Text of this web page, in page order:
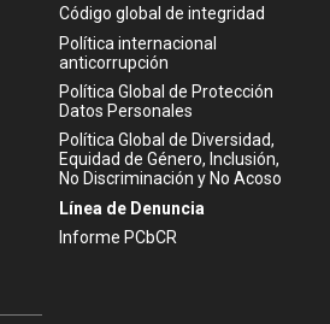
Código global de integridad
Política internacional
anticorrupción
Política Global de Protección
Datos Personales
Política Global de Diversidad,
Equidad de Género, Inclusión,
No Discriminación y No Acoso
Línea de Denuncia
Informe PCbCR